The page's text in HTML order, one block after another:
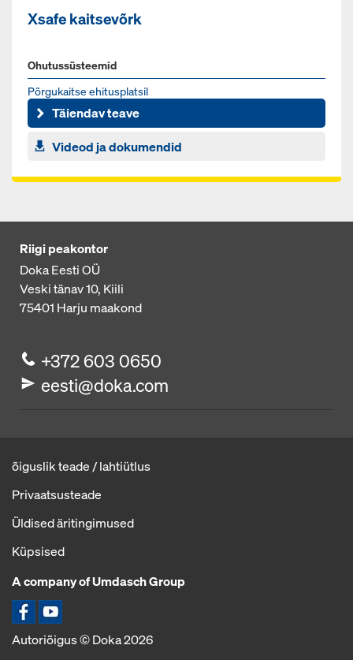
Xsafe kaitsevõrk
Ohutussüsteemid
Põrgukaitse ehitusplatsil
Täiendav teave
Videod ja dokumendid
Riigi peakontor
Doka Eesti OÜ
Veski tänav 10, Kiili
75401 Harju maakond
+372 603 0650
eesti@doka.com
õiguslik teade / lahtiütlus
Privaatsusteade
Üldised äritingimused
Küpsised
A company of Umdasch Group
Ikoon Facebook
Ikoon YouTube
Autoriõigus © Doka 2026